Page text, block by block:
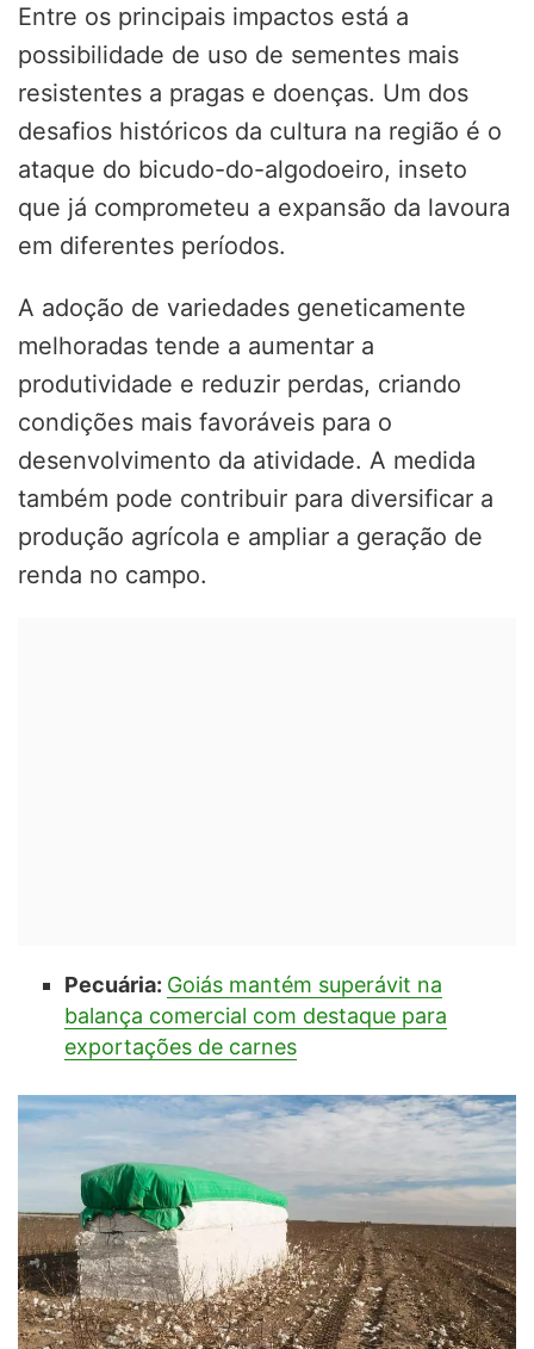
Entre os principais impactos está a
possibilidade de uso de sementes mais
resistentes a pragas e doenças. Um dos
desafios históricos da cultura na região é o
ataque do bicudo-do-algodoeiro, inseto
que já comprometeu a expansão da lavoura
em diferentes períodos.
A adoção de variedades geneticamente
melhoradas tende a aumentar a
produtividade e reduzir perdas, criando
condições mais favoráveis para o
desenvolvimento da atividade. A medida
também pode contribuir para diversificar a
produção agrícola e ampliar a geração de
renda no campo.
Pecuária: Goiás mantém superávit na
balança comercial com destaque para
exportações de carnes